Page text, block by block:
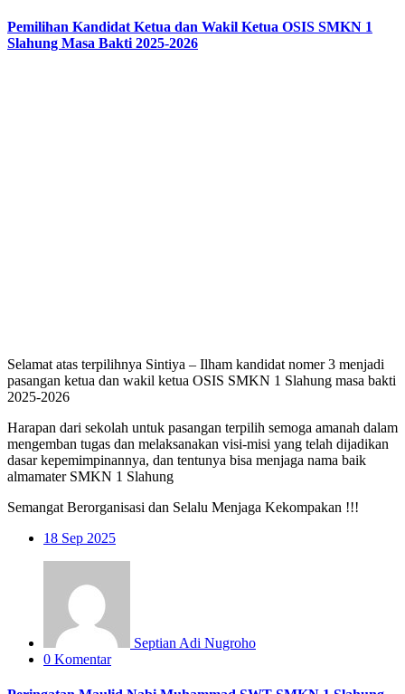
Pemilihan Kandidat Ketua dan Wakil Ketua OSIS SMKN 1
Slahung Masa Bakti 2025-2026
Selamat atas terpilihnya Sintiya – Ilham kandidat nomer 3 menjadi
pasangan ketua dan wakil ketua OSIS SMKN 1 Slahung masa bakti
2025-2026
Harapan dari sekolah untuk pasangan terpilih semoga amanah dalam
mengemban tugas dan melaksanakan visi-misi yang telah dijadikan
dasar kepemimpinannya, dan tentunya bisa menjaga nama baik
almamater SMKN 1 Slahung
Semangat Berorganisasi dan Selalu Menjaga Kekompakan !!!
18 Sep 2025
Septian Adi Nugroho
0 Komentar